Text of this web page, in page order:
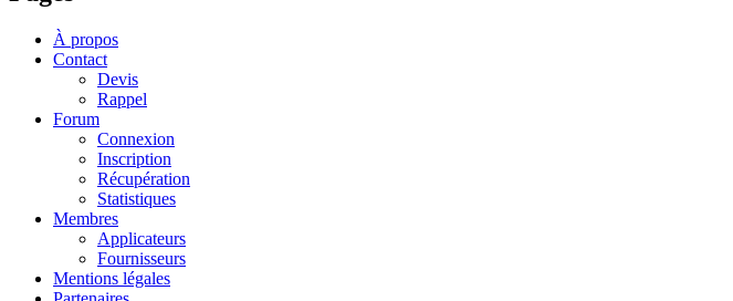
À propos
Contact
Devis
Rappel
Forum
Connexion
Inscription
Récupération
Statistiques
Membres
Applicateurs
Fournisseurs
Mentions légales